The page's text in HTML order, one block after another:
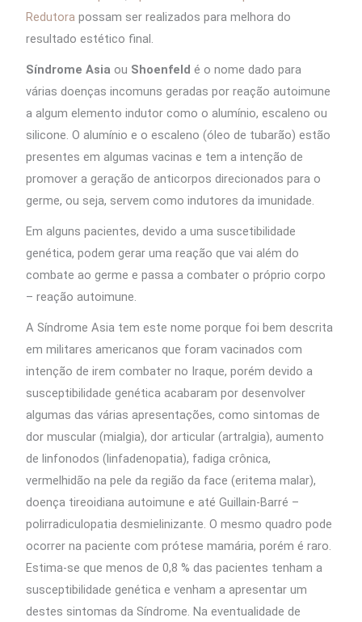
Redutora possam ser realizados para melhora do
resultado estético final.
Síndrome Asia ou Shoenfeld é o nome dado para
várias doenças incomuns geradas por reação autoimune
a algum elemento indutor como o alumínio, escaleno ou
silicone. O alumínio e o escaleno (óleo de tubarão) estão
presentes em algumas vacinas e tem a intenção de
promover a geração de anticorpos direcionados para o
germe, ou seja, servem como indutores da imunidade.
Em alguns pacientes, devido a uma suscetibilidade
genética, podem gerar uma reação que vai além do
combate ao germe e passa a combater o próprio corpo
– reação autoimune.
A Síndrome Asia tem este nome porque foi bem descrita
em militares americanos que foram vacinados com
intenção de irem combater no Iraque, porém devido a
susceptibilidade genética acabaram por desenvolver
algumas das várias apresentações, como sintomas de
dor muscular (mialgia), dor articular (artralgia), aumento
de linfonodos (linfadenopatia), fadiga crônica,
vermelhidão na pele da região da face (eritema malar),
doença tireoidiana autoimune e até Guillain-Barré –
polirradiculopatia desmielinizante. O mesmo quadro pode
ocorrer na paciente com prótese mamária, porém é raro.
Estima-se que menos de 0,8 % das pacientes tenham a
susceptibilidade genética e venham a apresentar um
destes sintomas da Síndrome. Na eventualidade de